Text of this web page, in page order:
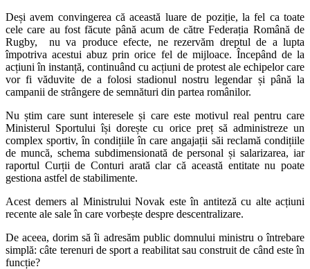
Deși avem convingerea că această luare de poziție, la fel ca toate
cele care au fost făcute până acum de către Federația Română de
Rugby, nu va produce efecte, ne rezervăm dreptul de a lupta
împotriva acestui abuz prin orice fel de mijloace. Începând de la
acțiuni în instanță, continuând cu acțiuni de protest ale echipelor care
vor fi văduvite de a folosi stadionul nostru legendar și până la
campanii de strângere de semnături din partea românilor.
Nu știm care sunt interesele și care este motivul real pentru care
Ministerul Sportului își dorește cu orice preț să administreze un
complex sportiv, în condițiile în care angajații săi reclamă condițiile
de muncă, schema subdimensionată de personal și salarizarea, iar
raportul Curții de Conturi arată clar că această entitate nu poate
gestiona astfel de stabilimente.
Acest demers al Ministrului Novak este în antiteză cu alte acțiuni
recente ale sale în care vorbește despre descentralizare.
De aceea, dorim să îi adresăm public domnului ministru o întrebare
simplă: câte terenuri de sport a reabilitat sau construit de când este în
funcție?